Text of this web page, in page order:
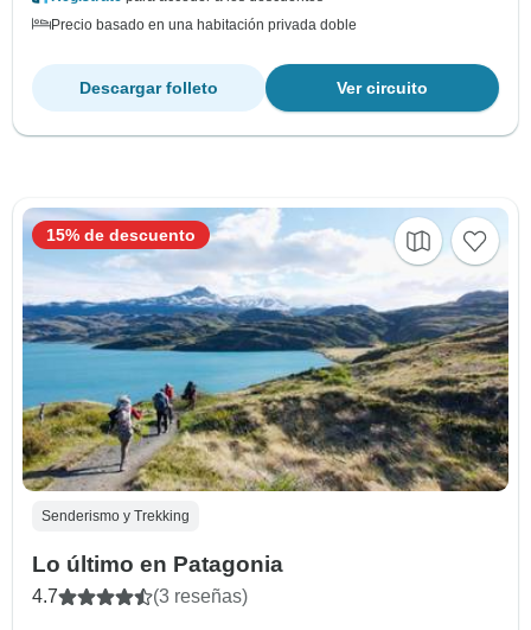
Precio basado en una habitación privada doble
Ver circuito
Descargar folleto
Senderismo y Trekking
Lo último en Patagonia
4.7 (3 reseñas)
15% de descuento